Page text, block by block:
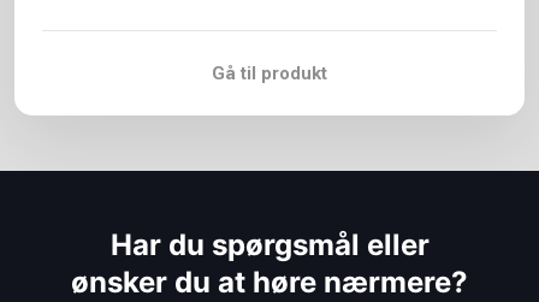
Gå til produkt
Har du spørgsmål eller
​ønsker du at høre nærmere?